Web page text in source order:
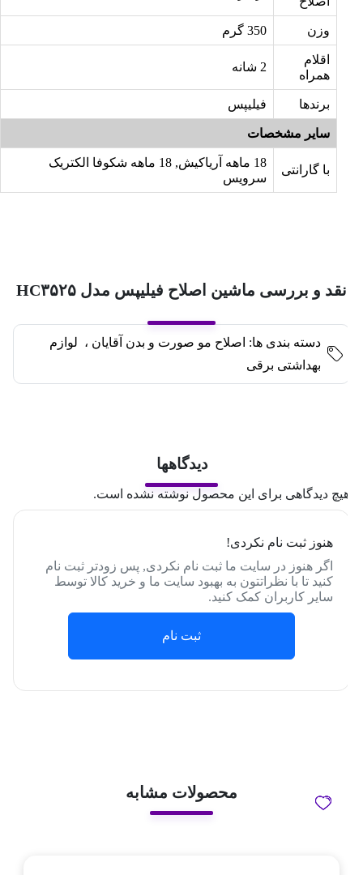
وزن 350 گرم
اقلام
همراه
برندها فیلیپس
سایر مشخصات
با گارانتی
18 ماهه آریاکیش, 18 ماهه شکوفا الکتریک
سرویس
نقد و بررسی ماشین اصلاح فیلیپس مدل HC۳۵۲۵
دسته بندی ها: اصلاح مو صورت و بدن آقایان ، لوازم
بهداشتی برقی
دیدگاهها
دیدگاهی برای این محصول نوشته نشده است.
هنوز ثبت نام نکردی!
اگر هنوز در سایت ما ثبت نام نکردی, پس زودتر ثبت نام
کنید تا با نظراتتون به بهبود سایت ما و خرید کالا توسط
سایر کاربران کمک کنید.
ثبت نام
محصولات مشابه